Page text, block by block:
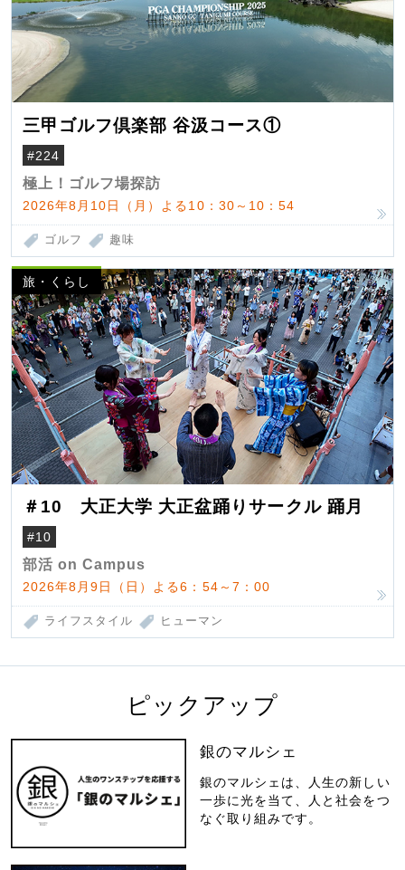
三甲ゴルフ倶楽部 谷汲コース①
#224
極上！ゴルフ場探訪
2026年8月10日（月）よる10：30～10：54
ゴルフ 趣味
旅・くらし
＃10 大正大学 大正盆踊りサークル 踊月
#10
部活 on Campus
2026年8月9日（日）よる6：54～7：00
ライフスタイル ヒューマン
ピックアップ
銀のマルシェ
銀のマルシェは、人生の新しい
一歩に光を当て、人と社会をつ
なぐ取り組みです。